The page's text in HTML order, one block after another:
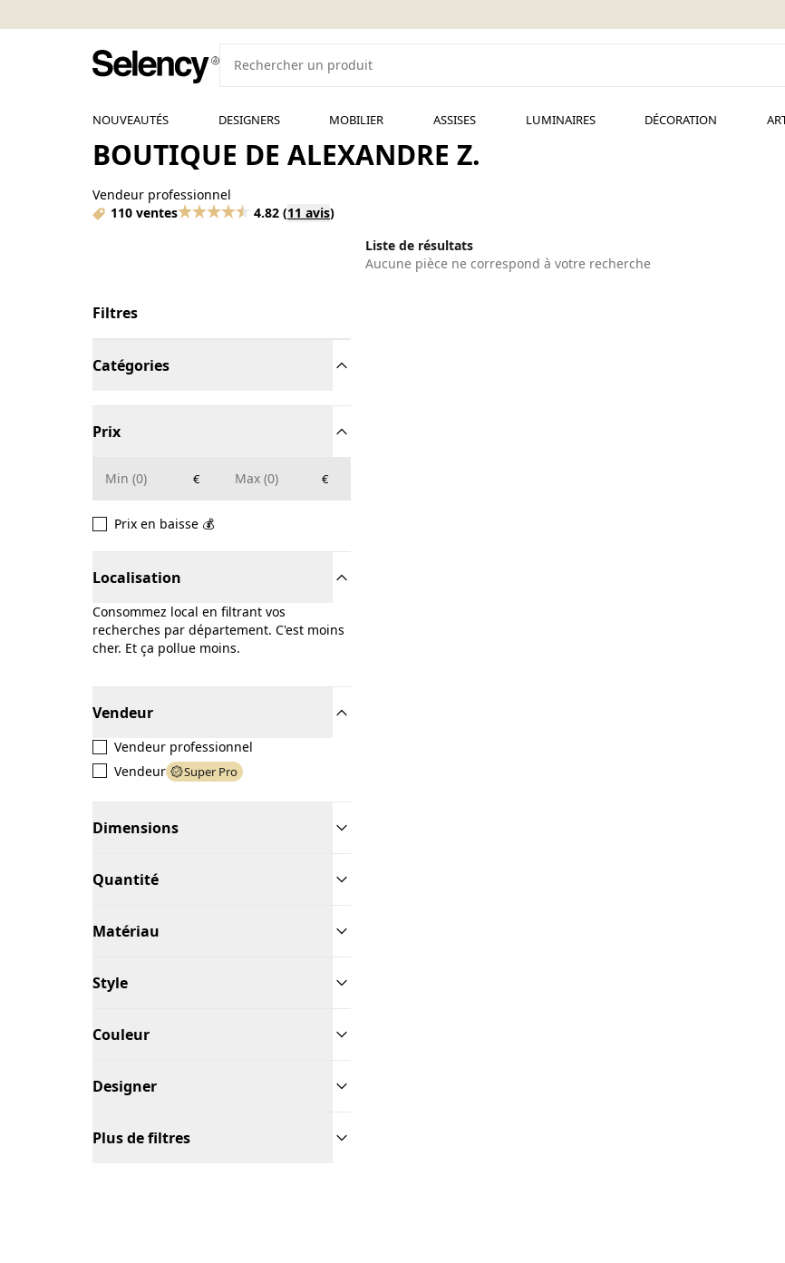
NOUVEAUTÉS DESIGNERS MOBILIER ASSISES LUMINAIRES DÉCORATION
BOUTIQUE DE ALEXANDRE Z.
Vendeur professionnel
110 ventes
4.82 (11 avis)
Liste de résultats
Aucune pièce ne correspond à votre recherche
Filtres
Catégories
Prix
€ €
Prix en baisse 💰
Localisation
Consommez local en filtrant vos
recherches par département. C'est moins
cher. Et ça pollue moins.
Vendeur
Vendeur professionnel
Vendeur
Super Pro
Dimensions
Quantité
Matériau
Style
Couleur
Designer
Plus de filtres